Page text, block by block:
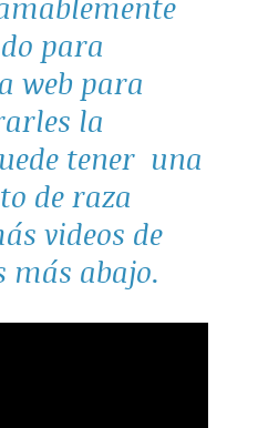
para
web para
la
tener una
de raza
videos de
más abajo.